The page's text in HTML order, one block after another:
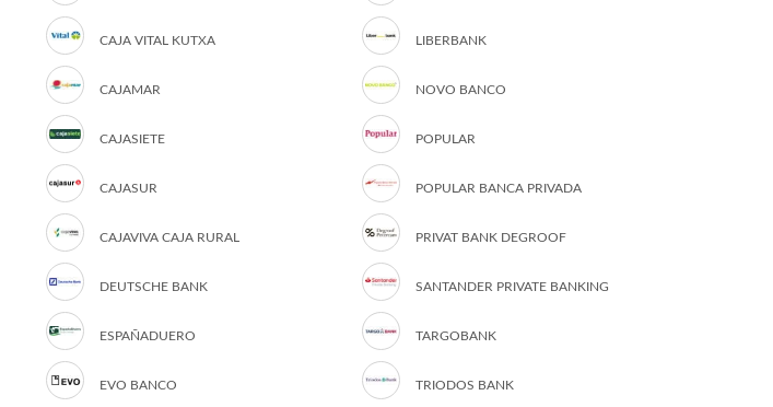
CAJA VITAL KUTXA
CAJAMAR
CAJASIETE
CAJASUR
CAJAVIVA CAJA RURAL
DEUTSCHE BANK
ESPAÑADUERO
EVO BANCO
LIBERBANK
NOVO BANCO
POPULAR
POPULAR BANCA PRIVADA
PRIVAT BANK DEGROOF
SANTANDER PRIVATE BANKING
TARGOBANK
TRIODOS BANK